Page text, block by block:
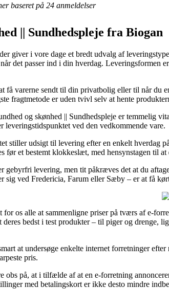
baseret på 24 anmeldelser
|| Sundhedspleje fra Biogan
giver i vore dage et bredt udvalg af
det passer ind i din hverdag.
få varerne sendt til din privatbolig eller til når du
fragtmetode er uden tvivl selv at hente
og skønhed || Sundhedspleje er temmelig
leveringstidspunktet ved den vedkommende vare.
stiller udsigt til levering efter en enkelt
før et bestemt klokkeslæt, med hensynstagen til
gebyrfri levering, men tit påkræves det at du
sig ved Fredericia, Farum eller Sæby – er at få
os alle at sammenligne priser på tværs af e-
deres bedst i test produkter – til piger og drenge,
at undersøge enkelte internet forretninger
pris.
obs på, at i tilfælde af at en e-forretning
med betalingskort er ikke desto mindre